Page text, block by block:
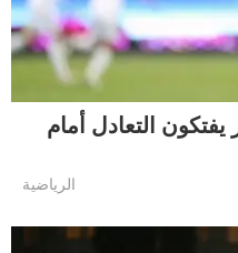
التعادل أمام
الرياضية